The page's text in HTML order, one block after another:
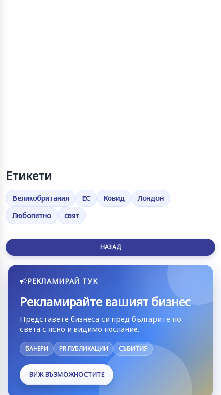
Етикети
Великобритания ЕС Ковид
Лондон
Любопитно
свят
НАЗАД
РЕКЛАМИРАЙ ТУК
Рекламирайте вашият бизнес
Представете бизнеса си пред българите по
света с ясно и видимо послание.
БАНЕРИ PR ПУБЛИКАЦИИ СЪБИТИЯ
ВИЖ ВЪЗМОЖНОСТИТЕ